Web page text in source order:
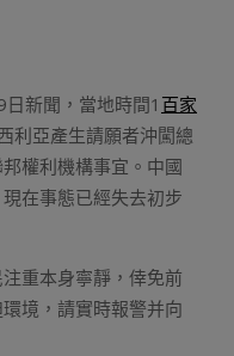
新聞，當地時間1 百家
利亞產生請願者沖闖總
權利機構事宜。中國
在事態已經失去初步
重本身寧靜，倖免前
境，請實時報警并向